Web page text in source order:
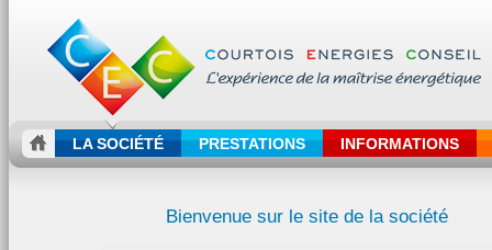
LA SOCIÉTÉ PRESTATIONS INFORMATIONS
Bienvenue sur le site de la société